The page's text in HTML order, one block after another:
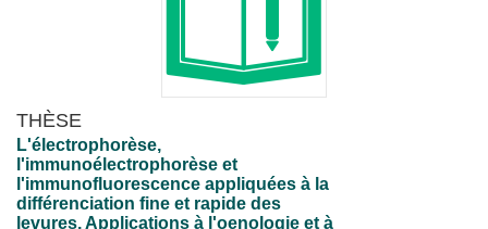
THÈSE
L'électrophorèse,
l'immunoélectrophorèse et
l'immunofluorescence appliquées à la
différenciation fine et rapide des
levures. Applications à l'oenologie et à